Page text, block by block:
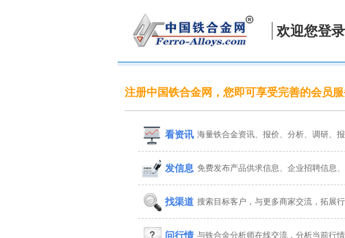
欢迎您登录
注册中国铁合金网，您即可享受完善的会员
看资讯 海量铁合金资讯、报价、分析、调研、
发信息 免费发布产品供求信息、企业招聘信息
找渠道 搜索目标客户，与更多商家交流，拓展行
问行情 与铁合金分析师在线交流，分析当前行